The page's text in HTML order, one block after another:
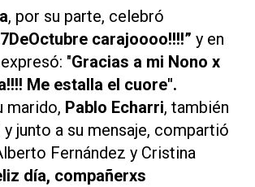
, por su parte, celebró
carajoooo!!!!” y en
"Gracias a mi Nono x
Me estalla el cuore".
marido, Pablo Echarri, también
junto a su mensaje, compartió
Fernández y Cristina
día, compañerxs